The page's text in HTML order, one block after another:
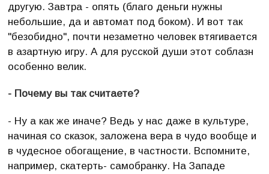
другую. Завтра - опять (благо деньги нужны
небольшие, да и автомат под боком). И вот так
"безобидно", почти незаметно человек втягивается
в азартную игру. А для русской души этот соблазн
особенно велик.
- Почему вы так считаете?
- Ну а как же иначе? Ведь у нас даже в культуре,
начиная со сказок, заложена вера в чудо вообще и
в чудесное обогащение, в частности. Вспомните,
например, скатерть- самобранку. На Западе